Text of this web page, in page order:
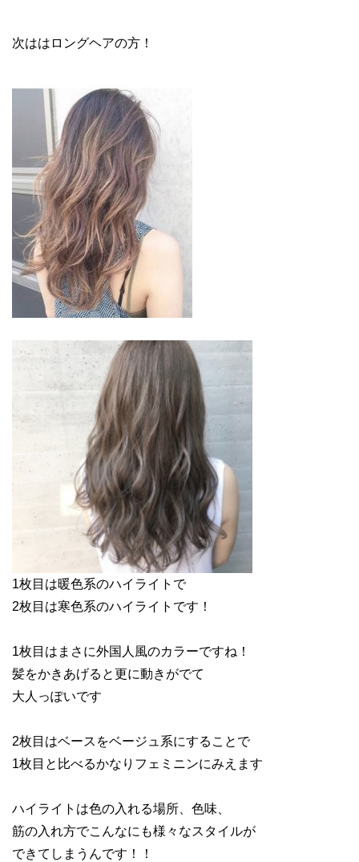
次ははロングヘアの方！
1枚目は暖色系のハイライトで
2枚目は寒色系のハイライトです！
1枚目はまさに外国人風のカラーですね！
髪をかきあげると更に動きがでて
大人っぽいです
2枚目はベースをベージュ系にすることで
1枚目と比べるかなりフェミニンにみえます
ハイライトは色の入れる場所、色味、
筋の入れ方でこんなにも様々なスタイルが
できてしまうんです！！